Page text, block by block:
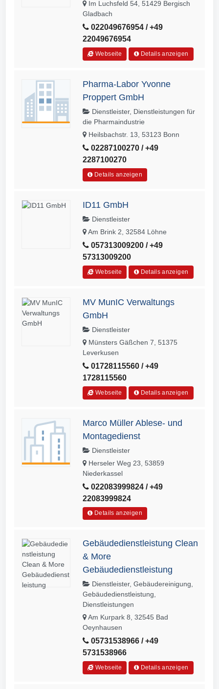
Im Luchsfeld 54, 51429 Bergisch
Gladbach
022049676954 / +49
22049676954
Webseite Details anzeigen
Pharma-Labor Yvonne
Proppert GmbH
Dienstleister, Dienstleistungen für
die Pharmaindustrie
Heilsbachstr. 13, 53123 Bonn
02287100270 / +49
2287100270
Details anzeigen
ID11 GmbH
Dienstleister
Am Brink 2, 32584 Löhne
057313009200 / +49
57313009200
Webseite Details anzeigen
MV MunIC Verwaltungs
GmbH
Dienstleister
Münsters Gäßchen 7, 51375
Leverkusen
01728115560 / +49
1728115560
Webseite Details anzeigen
Marco Müller Ablese- und
Montagedienst
Dienstleister
Herseler Weg 23, 53859
Niederkassel
022083999824 / +49
22083999824
Details anzeigen
Gebäudedienstleistung Clean
& More
Gebäudedienstleistung
Dienstleister, Gebäudereinigung,
Gebäudedienstleistung,
Dienstleistungen
Am Kurpark 8, 32545 Bad
Oeynhausen
05731538966 / +49
5731538966
Webseite Details anzeigen